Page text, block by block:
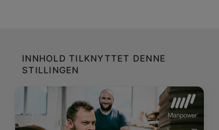
INNHOLD TILKNYTTET DENNE
STILLINGEN